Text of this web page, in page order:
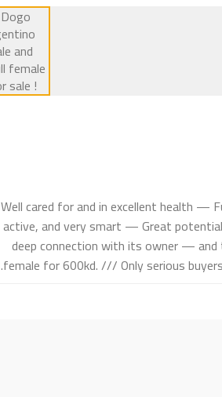
— Well cared for and in excellent health
active, and very smart — Great
deep connection with its owner —
female for 600kd. /// Only serious